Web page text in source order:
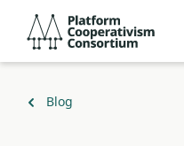
Hauptinhalt
springen
Zurück
Blog